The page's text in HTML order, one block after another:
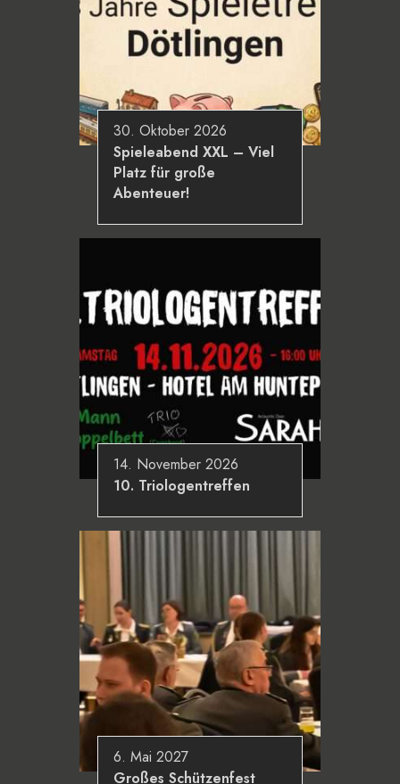
30. Oktober 2026
Spieleabend XXL – Viel
Platz für große
Abenteuer!
14. November 2026
10. Triologentreffen
6. Mai 2027
Großes Schützenfest